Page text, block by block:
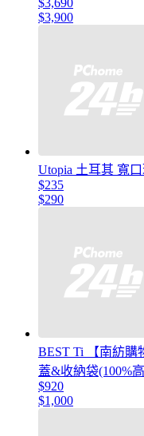
$3,690
$3,900
Utopia 土耳其 寬
$235
$290
BEST Ti 【南紡購
蓋&收納袋(100%
$920
$1,000